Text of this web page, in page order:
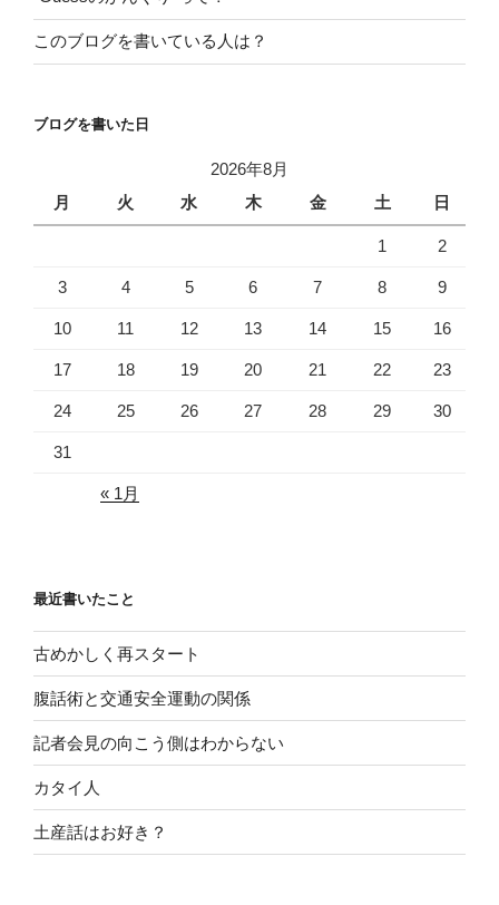
ョ
ン
このブログを書いている人は？
ブログを書いた日
2026年8月
月
火 水 木 金 土 日
1 2
3 4 5 6 7 8 9
10 11 12 13 14 15 16
17 18 19 20 21 22 23
24 25 26 27 28 29 30
31
« 1月
最近書いたこと
古めかしく再スタート
腹話術と交通安全運動の関係
記者会見の向こう側はわからない
カタイ人
土産話はお好き？